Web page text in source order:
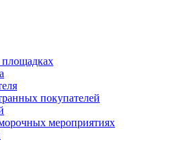
покупателей
мероприятиях